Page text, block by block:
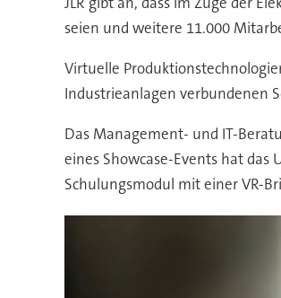
seien und weitere 11.000
Virtuelle
Industrieanlagen verbundenen
Das Management- und IT-
eines Showcase-Events hat das
Schulungsmodul mit einer VR-